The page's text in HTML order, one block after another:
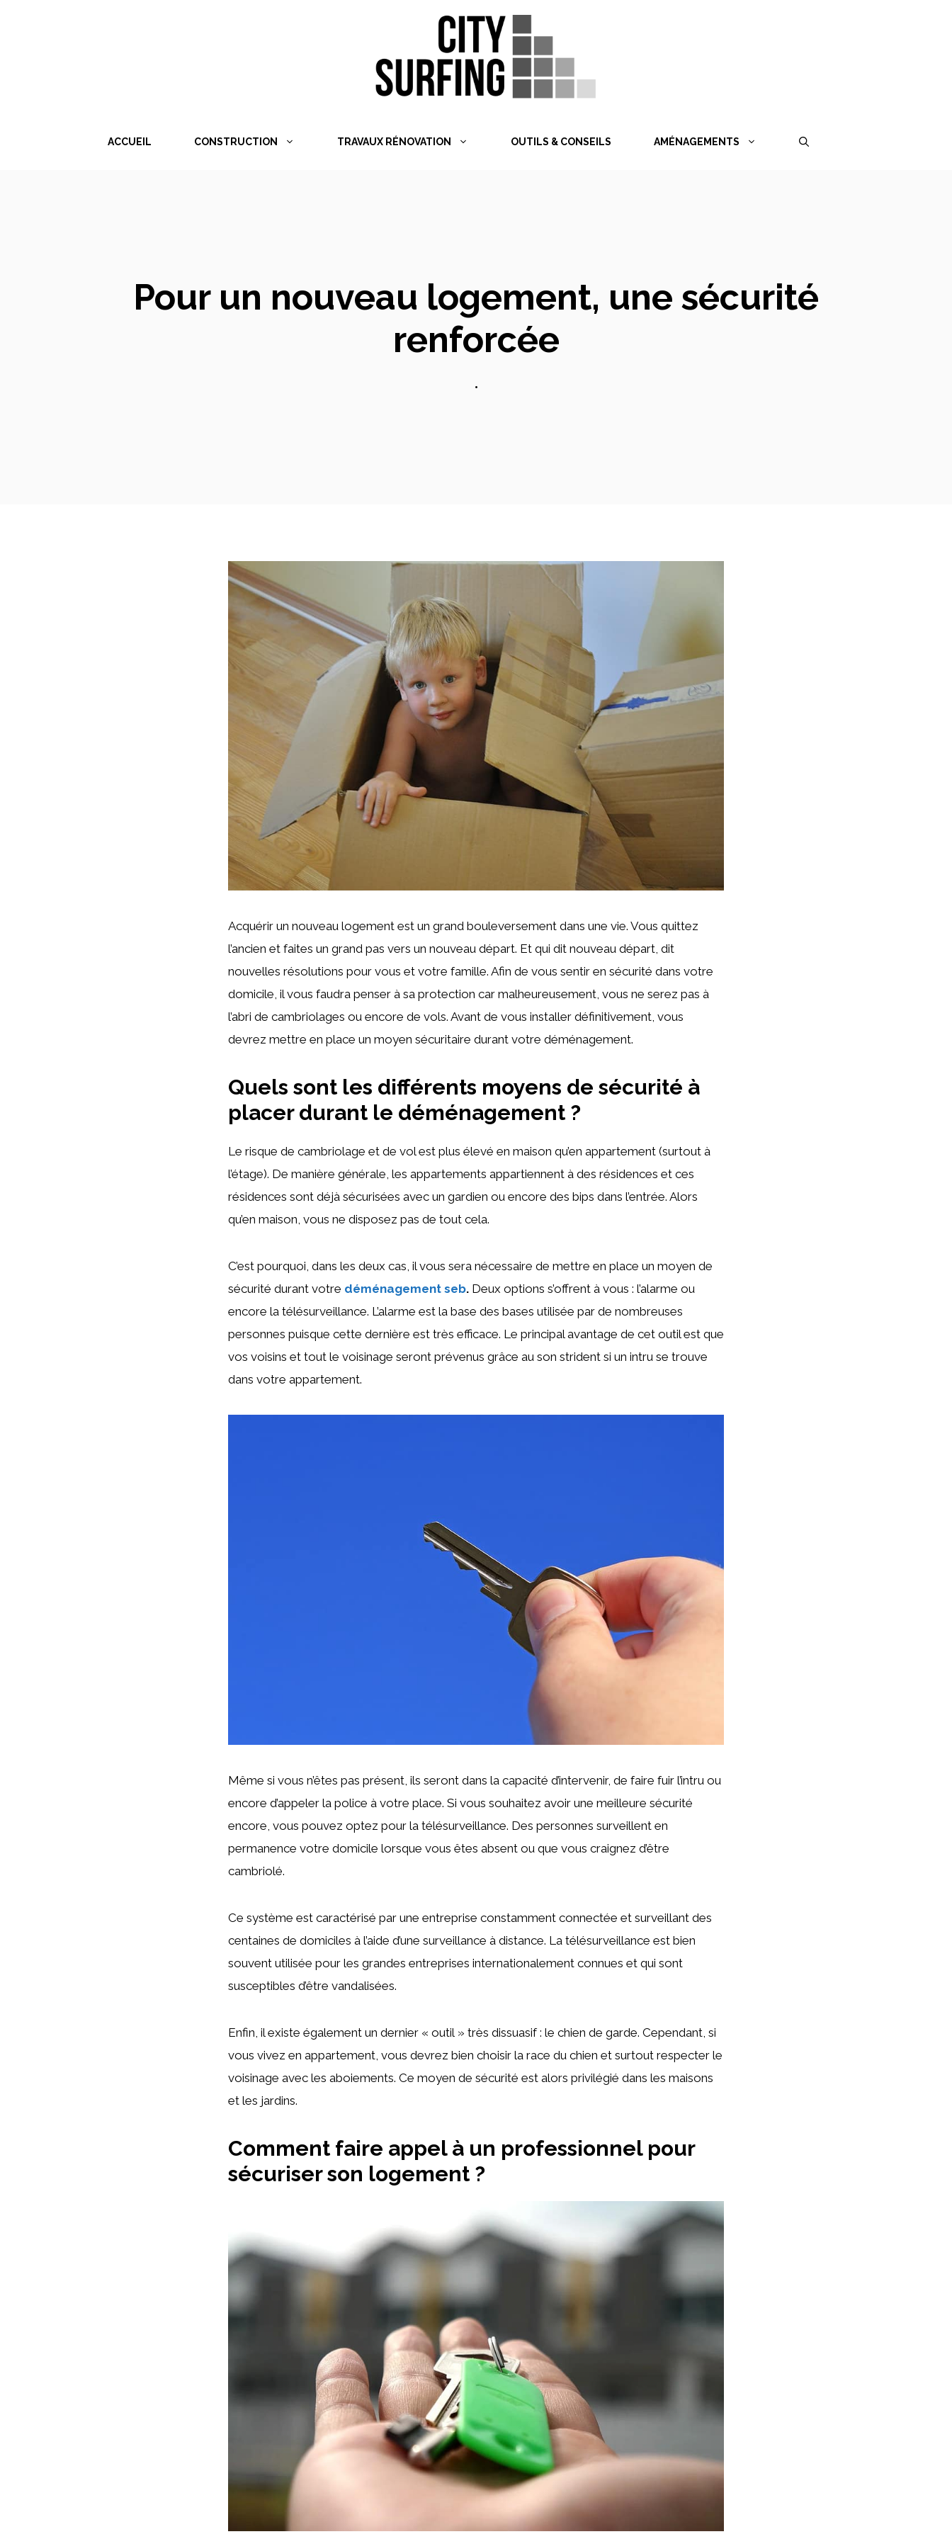
ACCUEIL CONSTRUCTION TRAVAUX RÉNOVATION OUTILS & CONSEILS AMÉNAGEMENTS
Pour un nouveau logement, une sécurité
renforcée
•
Acquérir un nouveau logement est un grand bouleversement dans une vie. Vous quittez
l’ancien et faites un grand pas vers un nouveau départ. Et qui dit nouveau départ, dit
nouvelles résolutions pour vous et votre famille. Afin de vous sentir en sécurité dans votre
domicile, il vous faudra penser à sa protection car malheureusement, vous ne serez pas à
l’abri de cambriolages ou encore de vols. Avant de vous installer définitivement, vous
devrez mettre en place un moyen sécuritaire durant votre déménagement.
Quels sont les différents moyens de sécurité à
placer durant le déménagement ?
Le risque de cambriolage et de vol est plus élevé en maison qu’en appartement (surtout à
l’étage). De manière générale, les appartements appartiennent à des résidences et ces
résidences sont déjà sécurisées avec un gardien ou encore des bips dans l’entrée. Alors
qu’en maison, vous ne disposez pas de tout cela.
C’est pourquoi, dans les deux cas, il vous sera nécessaire de mettre en place un moyen de
sécurité durant votre déménagement seb. Deux options s’offrent à vous : l’alarme ou
encore la télésurveillance. L’alarme est la base des bases utilisée par de nombreuses
personnes puisque cette dernière est très efficace. Le principal avantage de cet outil est que
vos voisins et tout le voisinage seront prévenus grâce au son strident si un intru se trouve
dans votre appartement.
Même si vous n’êtes pas présent, ils seront dans la capacité d’intervenir, de faire fuir l’intru ou
encore d’appeler la police à votre place. Si vous souhaitez avoir une meilleure sécurité
encore, vous pouvez optez pour la télésurveillance. Des personnes surveillent en
permanence votre domicile lorsque vous êtes absent ou que vous craignez d’être
cambriolé.
Ce système est caractérisé par une entreprise constamment connectée et surveillant des
centaines de domiciles à l’aide d’une surveillance à distance. La télésurveillance est bien
souvent utilisée pour les grandes entreprises internationalement connues et qui sont
susceptibles d’être vandalisées.
Enfin, il existe également un dernier « outil » très dissuasif : le chien de garde. Cependant, si
vous vivez en appartement, vous devrez bien choisir la race du chien et surtout respecter le
voisinage avec les aboiements. Ce moyen de sécurité est alors privilégié dans les maisons
et les jardins.
Comment faire appel à un professionnel pour
sécuriser son logement ?